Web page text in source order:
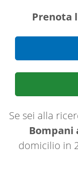
Prenota
Se sei alla
Bompani
domicilio in